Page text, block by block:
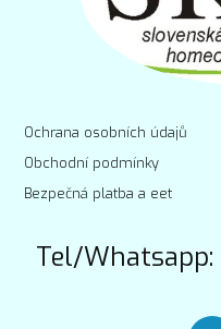
Ochrana osobních údajů
Obchodní podmínky
Bezpečná platba a eet
Tel/Whatsapp: